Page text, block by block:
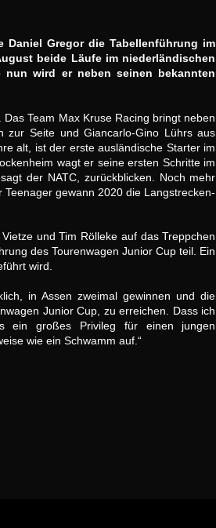
Daniel Gregor die Tabellenführung im
beide Läufe im niederländischen
nun wird er neben seinen bekannten
Team Max Kruse Racing bringt neben
zur Seite und Giancarlo-Gino Lührs aus
alt, ist der erste ausländische Starter im
wagt er seine ersten Schritte im
der NATC, zurückblicken. Noch mehr
gewann 2020 die Langstrecken-
und Tim Rölleke auf das Treppchen
des Tourenwagen Junior Cup teil. Ein
wird.
in Assen zweimal gewinnen und die
Junior Cup, zu erreichen. Dass ich
ein großes Privileg für einen jungen
wie ein Schwamm auf.“